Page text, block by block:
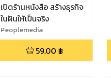
เปิดร้านหนังสือ สร้างธุรกิจ
ในฝันให้เป็นจริง
Peoplemedia
59.00 ฿